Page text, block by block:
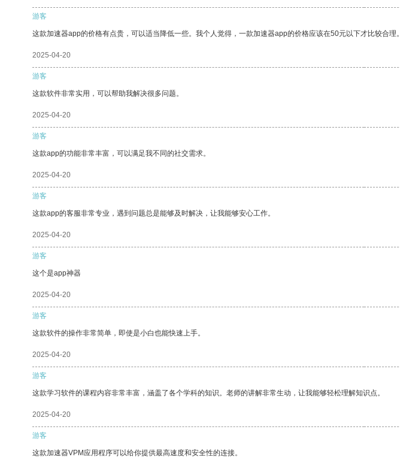
游客
这款加速器app的价格有点贵，可以适当降低一些。我个人觉得，一款加速器app的价格应该在50元以下才比较合理。
2025-04-20
游客
这款软件非常实用，可以帮助我解决很多问题。
2025-04-20
游客
这款app的功能非常丰富，可以满足我不同的社交需求。
2025-04-20
游客
这款app的客服非常专业，遇到问题总是能够及时解决，让我能够安心工作。
2025-04-20
游客
这个是app神器
2025-04-20
游客
这款软件的操作非常简单，即使是小白也能快速上手。
2025-04-20
游客
这款学习软件的课程内容非常丰富，涵盖了各个学科的知识。老师的讲解非常生动，让我能够轻松理解知识点。
2025-04-20
游客
这款加速器VPM应用程序可以给你提供最高速度和安全性的连接。